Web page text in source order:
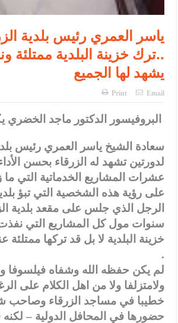
ياسر العمري رئيس بلدية
..ترك خزينة البلدية ممتلئة
يشهد لها الجميع
Print Email
سعادة الشيخ ياسر العمري رئيس
لدورتين تشهد له الزرقاء بحسن الأداء
عشرات المشاريع الخدماتية التي
على رؤية هذه الشخصية التي تبؤ
الرجل الذي جلس على مقعد بلدية
سنوات مول كل المشاريع التي
خزينة البلدية لا بل قد تركها ممتلئة
.
لم يكن حفظه الله وشفاه فيلسوفا
ولامتزلفا ولا من اهل الكلام على
خطيبا في مساجد الزرقاء وصاحب
حضورها في المحافل الدولية –